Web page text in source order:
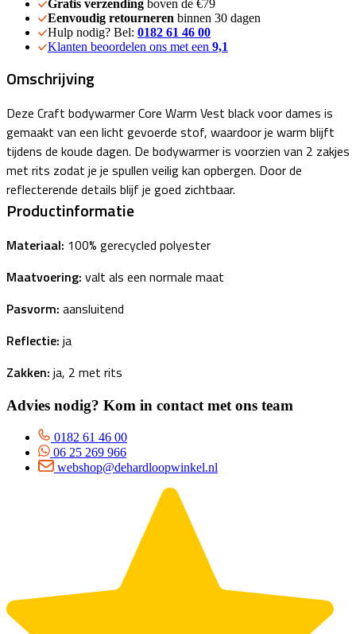
Gratis verzending boven de €79
Eenvoudig retourneren binnen 30 dagen
Hulp nodig? Bel: 0182 61 46 00
Klanten beoordelen ons met een 9,1
Omschrijving
Deze Craft bodywarmer Core Warm Vest black voor dames is
gemaakt van een licht gevoerde stof, waardoor je warm blijft
tijdens de koude dagen. De bodywarmer is voorzien van 2 zakjes
met rits zodat je je spullen veilig kan opbergen. Door de
reflecterende details blijf je goed zichtbaar.
Productinformatie
Materiaal: 100% gerecycled polyester
Maatvoering: valt als een normale maat
Pasvorm: aansluitend
Reflectie: ja
Zakken: ja, 2 met rits
Advies nodig? Kom in contact met ons team
0182 61 46 00
06 25 269 966
webshop@dehardloopwinkel.nl